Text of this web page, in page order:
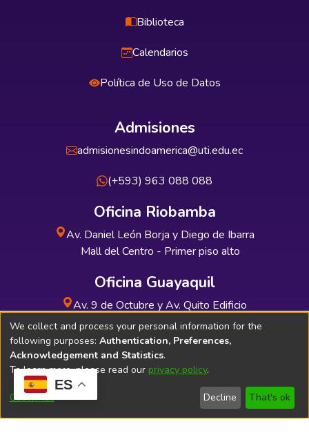
ES
Biblioteca
Calendarios
Política de Uso de Datos
Admisiones
admisionesindoamerica@uti.edu.ec
(+593) 963 088 088
Oficina Riobamba
Av. Daniel León Borja y Diego de Ibarra
Mall del Centro - Primer piso alto
Oficina Guayaquil
Av. 9 de Octubre y Av. Quito Edificio
INDUAUTO - Planta baja
Soporte Técnico Bibliolatino.com
We collect and process your personal information for the
following purposes: Authentication, Preferences,
Acknowledgement and Statistics.
To learn more, please read our privacy policy.
Customize Decline That's ok